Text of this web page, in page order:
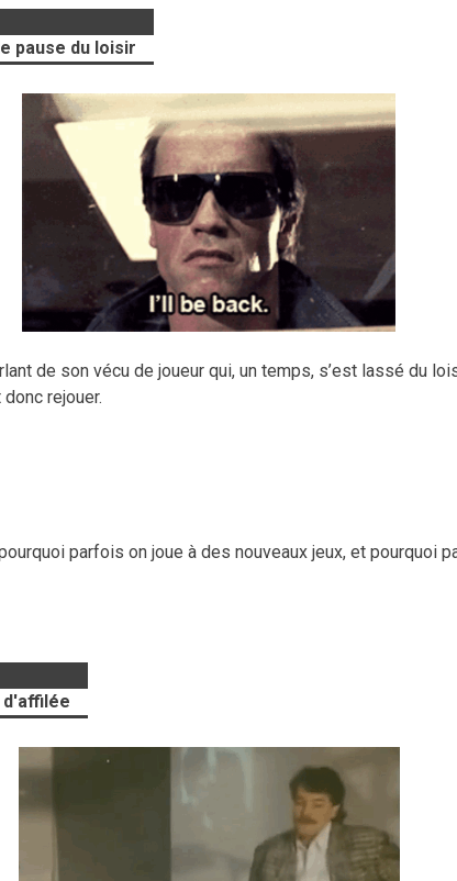
pause du loisir
de son vécu de joueur qui, un temps, s’est lassé du
rejouer.
parfois on joue à des nouveaux jeux, et pourquoi